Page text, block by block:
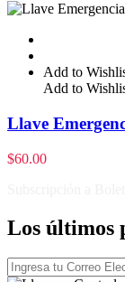
Add to
Add to
Llave
$60.00
Los últimos